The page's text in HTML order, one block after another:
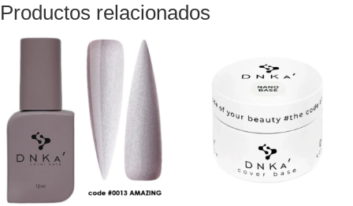
Productos relacionados